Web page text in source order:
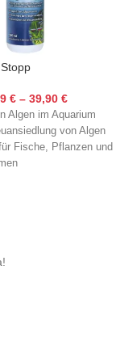
€ – 39,90 €
Algen im Aquarium
von Algen
Fische, Pflanzen und